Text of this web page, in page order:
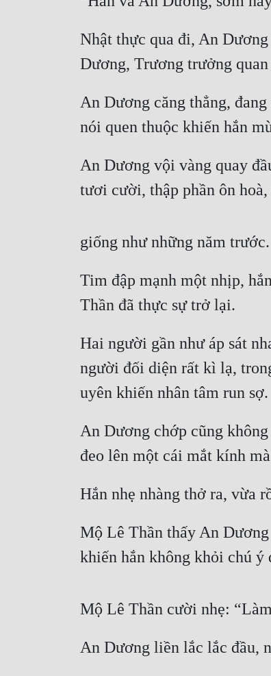
Nhật thực qua đi, An
Dương, Trương trưởng
An Dương căng thẳng,
nói quen thuộc khiến hắn
An Dương vội vàng quay
tươi cười, thập phần ôn
giống như những năm trước.
Tim đập mạnh một nhịp,
Thần đã thực sự trở lại.
Hai người gần như áp sát
người đối diện rất kì lạ,
uyên khiến nhân tâm run sợ.
An Dương chớp cũng
đeo lên một cái mắt kính
Hắn nhẹ nhàng thở ra, vừa
Mộ Lê Thần thấy An
khiến hắn không khỏi chú ý
Mộ Lê Thần cười nhẹ:
An Dương liền lắc lắc đầu,